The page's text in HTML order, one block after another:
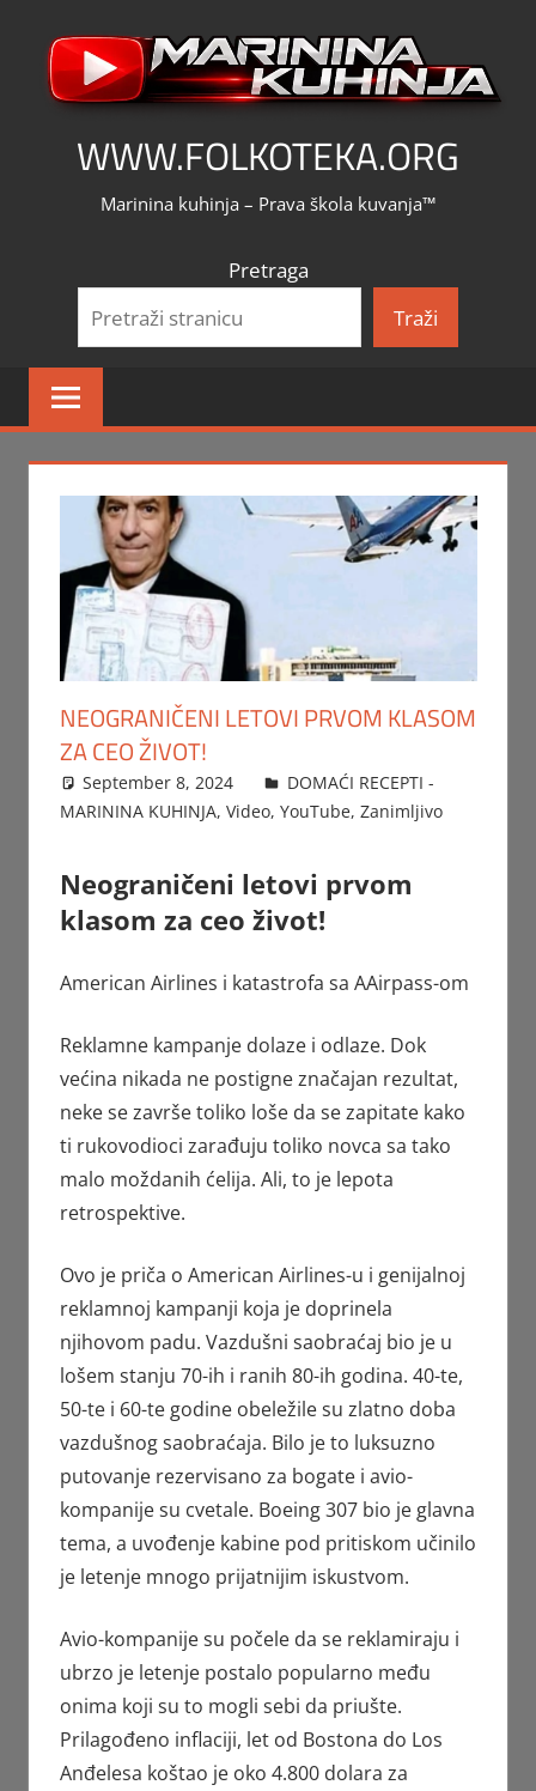
content
WWW.FOLKOTEKA.ORG
Marinina kuhinja – Prava škola kuvanja™
Pretraga
Traži
NEOGRANIČENI LETOVI PRVOM KLASOM
ZA CEO ŽIVOT!
September 8, 2024 FTorgAdmin
DOMAĆI RECEPTI -
MARININA KUHINJA, Video, YouTube, Zanimljivo
Neograničeni letovi prvom
klasom za ceo život!
American Airlines i katastrofa sa AAirpass-om
Reklamne kampanje dolaze i odlaze. Dok
većina nikada ne postigne značajan rezultat,
neke se završe toliko loše da se zapitate kako
ti rukovodioci zarađuju toliko novca sa tako
malo moždanih ćelija. Ali, to je lepota
retrospektive.
Ovo je priča o American Airlines-u i genijalnoj
reklamnoj kampanji koja je doprinela
njihovom padu. Vazdušni saobraćaj bio je u
lošem stanju 70-ih i ranih 80-ih godina. 40-te,
50-te i 60-te godine obeležile su zlatno doba
vazdušnog saobraćaja. Bilo je to luksuzno
putovanje rezervisano za bogate i avio-
kompanije su cvetale. Boeing 307 bio je glavna
tema, a uvođenje kabine pod pritiskom učinilo
je letenje mnogo prijatnijim iskustvom.
Avio-kompanije su počele da se reklamiraju i
ubrzo je letenje postalo popularno među
onima koji su to mogli sebi da priušte.
Prilagođeno inflaciji, let od Bostona do Los
Anđelesa koštao je oko 4.800 dolara za